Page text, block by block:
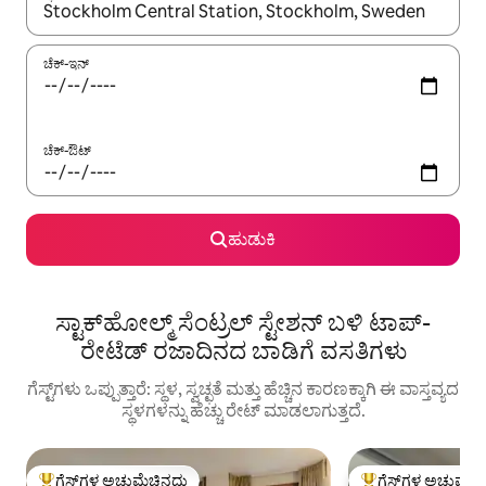
ಫಲಿತಾಂಶಗಳು ಲಭ್ಯವಿರುವಾಗ, ಅಪ್ ಮತ್ತು ಡೌನ್ ಬಾಣದ ಕೀಲಿಗಳೊಂದಿಗೆ
ಚೆಕ್-ಇನ್
ಚೆಕ್-ಔಟ್
ಹುಡುಕಿ
ಸ್ಟಾಕ್‌ಹೋಲ್ಮ್ ಸೆಂಟ್ರಲ್ ಸ್ಟೇಶನ್ ಬಳಿ ಟಾಪ್-
ರೇಟೆಡ್ ರಜಾದಿನದ ಬಾಡಿಗೆ ವಸತಿಗಳು
ಗೆಸ್ಟ್‌ಗಳು ಒಪ್ಪುತ್ತಾರೆ: ಸ್ಥಳ, ಸ್ವಚ್ಛತೆ ಮತ್ತು ಹೆಚ್ಚಿನ ಕಾರಣಕ್ಕಾಗಿ ಈ ವಾಸ್ತವ್ಯದ
ಸ್ಥಳಗಳನ್ನು ಹೆಚ್ಚು ರೇಟ್ ಮಾಡಲಾಗುತ್ತದೆ.
ಗೆಸ್ಟ್‌ಗಳ ಅಚ್ಚುಮೆಚ್ಚಿನದು ಗೆಸ್ಟ್‌ಗಳ